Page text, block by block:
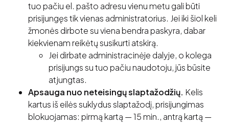
tuo pačiu el. pašto adresu vienu metu gali būti
prisijungęs tik vienas administratorius. Jei iki šiol keli
žmonės dirbote su viena bendra paskyra, dabar
kiekvienam reikėtų susikurti atskirą.
Jei dirbate administracinėje dalyje, o kolega
prisijungs su tuo pačiu naudotoju, jūs būsite
atjungtas.
Apsauga nuo neteisingų slaptažodžių. Kelis
kartus iš eilės suklydus slaptažodį, prisijungimas
blokuojamas: pirmą kartą — 15 min., antrą kartą —